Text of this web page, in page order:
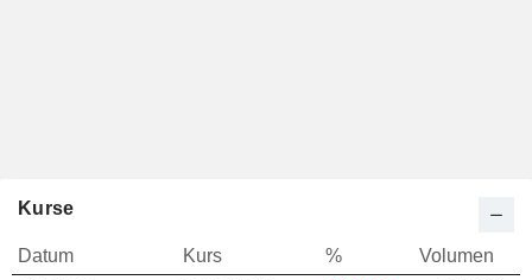
Kurse
Datum Kurs %
Volumen